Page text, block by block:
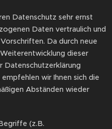
Datenschutz sehr ernst
Daten vertraulich und
Da durch neue
dieser
Datenschutzerklärung
wir Ihnen sich die
Abständen wieder
(z.B.